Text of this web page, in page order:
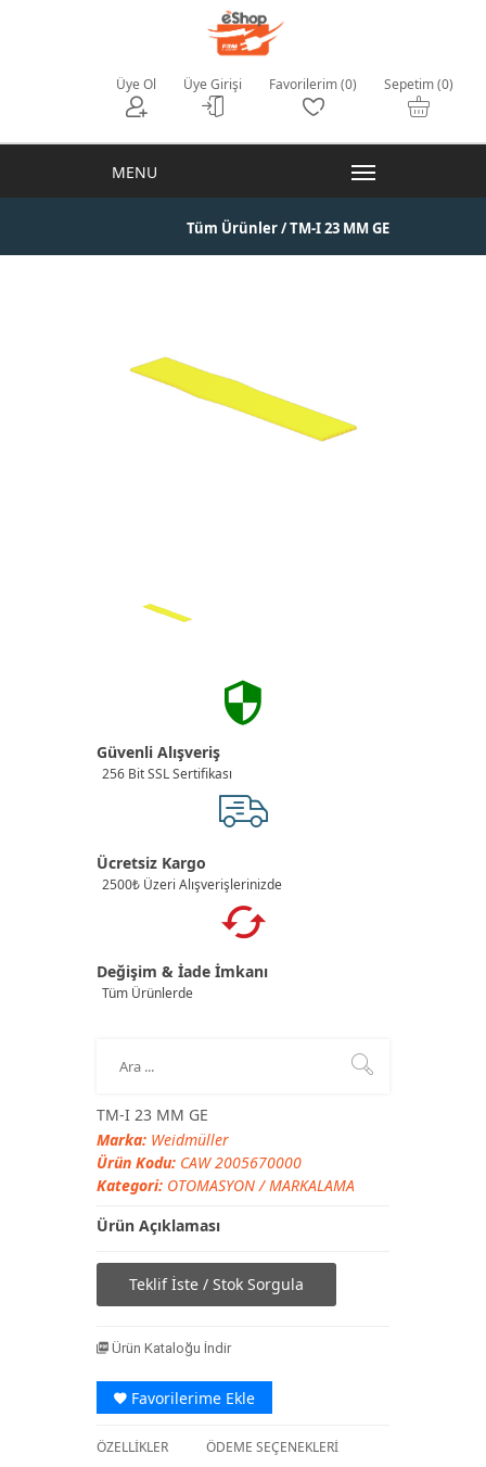
Üye Ol Üye Girişi Favorilerim (0) Sepetim (0)
Tüm Ürünler/ TM-I 23 MM GE
Güvenli Alışveriş
256 Bit SSL Sertifikası
Ücretsiz Kargo
2500₺ Üzeri Alışverişlerinizde
Değişim & İade İmkanı
Tüm Ürünlerde
TM-I 23 MM GE
Marka: Weidmüller
Ürün Kodu: CAW 2005670000
Kategori: OTOMASYON/MARKALAMA
Ürün Açıklaması
Teklif İste / Stok Sorgula
Ürün Kataloğu İndir
Favorilerime Ekle
ÖZELLİKLER ÖDEME SEÇENEKLERİ